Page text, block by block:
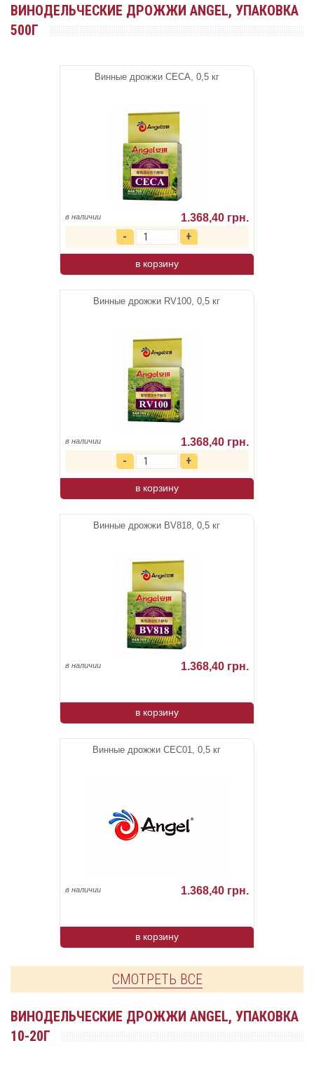
ВИНОДЕЛЬЧЕСКИЕ ДРОЖЖИ ANGEL, УПАКОВКА
500Г
Винные дрожжи CECA, 0,5 кг
в наличии 1.368,40 грн.
в корзину
Винные дрожжи RV100, 0,5 кг
в наличии 1.368,40 грн.
в корзину
Винные дрожжи BV818, 0,5 кг
в наличии 1.368,40 грн.
в корзину
Винные дрожжи CEC01, 0,5 кг
в наличии 1.368,40 грн.
в корзину
СМОТРЕТЬ ВСЕ
ВИНОДЕЛЬЧЕСКИЕ ДРОЖЖИ ANGEL, УПАКОВКА
10-20Г